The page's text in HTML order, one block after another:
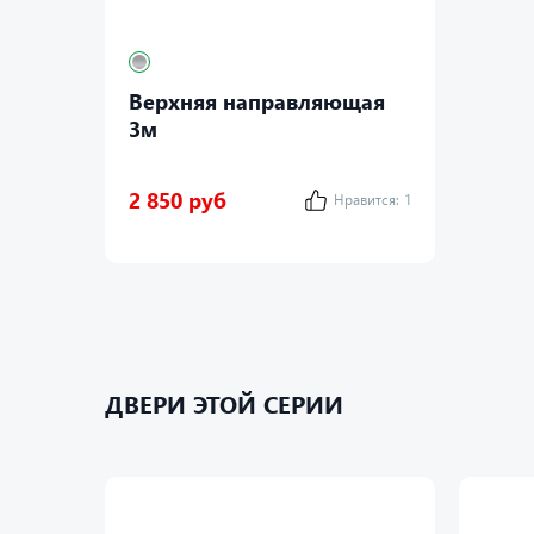
Верхняя направляющая
3м
2 850 руб Нравится: 1
ДВЕРИ ЭТОЙ СЕРИИ